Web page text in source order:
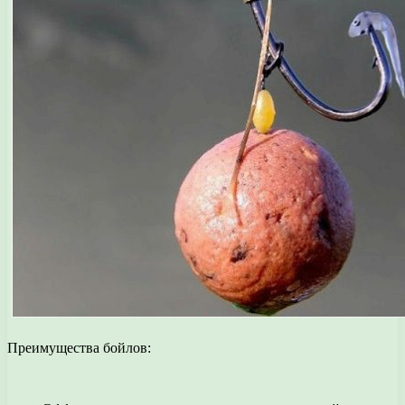
Преимущества бойлов: